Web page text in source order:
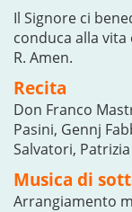
Il Signore ci
conduca alla vita
R. Amen.
Recita
Don Franco
Pasini, Gennj
Salvatori,
Musica di
Arrangiamento